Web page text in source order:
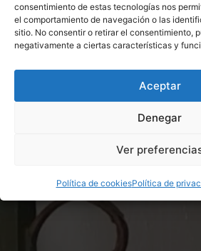
consentimiento de estas tecnologías nos
el comportamiento de navegación o las
sitio. No consentir o retirar el consentimiento,
negativamente a ciertas características y
Aceptar
Denegar
Ver
Política de cookiesPolítica de